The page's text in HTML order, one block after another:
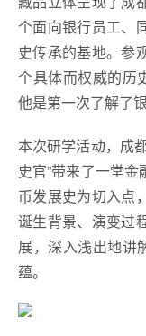
个面向银行员工、
史传承的基地。参
个具体而权威的历
他是第一次了解了
本次研学活动，成
史官”带来了一堂
币发展史为切入点
诞生背景、演变过
展，深入浅出地讲
蕴。